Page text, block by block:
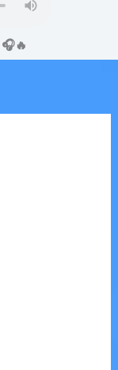
🎧​🔥​